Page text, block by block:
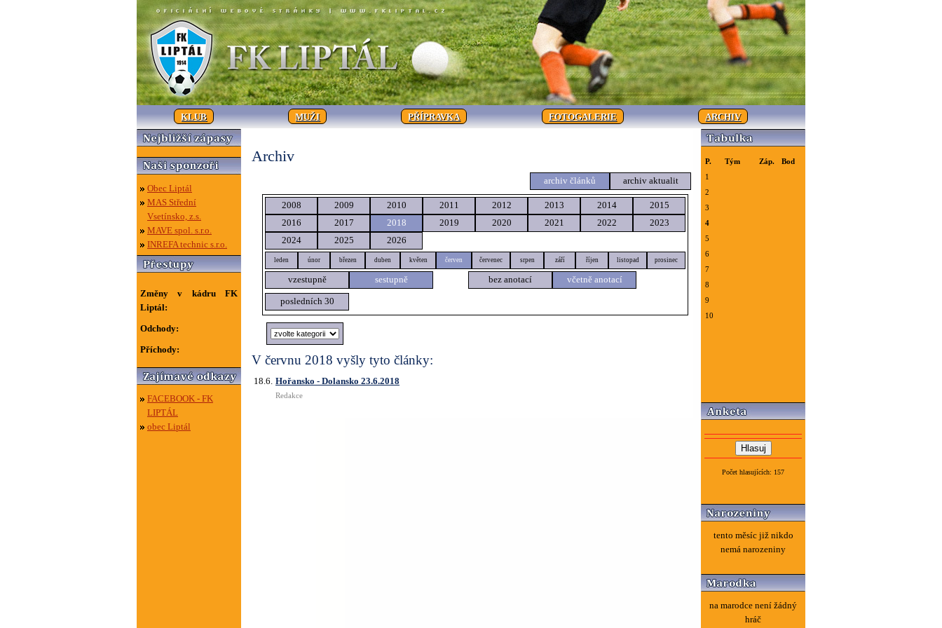
KLUB MUŽI PŘÍPRAVKA FOTOGALERIE ARCHIV
Obec Liptál
MAS Střední
Vsetínsko, z.s.
MAVE spol. s.r.o.
INREFA technic s.r.o.
Změny v kádru FK
Liptál:
Odchody:
Příchody:
FACEBOOK - FK
LIPTÁL
obec Liptál
Archiv
archiv článků archiv aktualit
2008 2009 2010 2011 2012 2013 2014
2015
2016
2017 2018 2019 2020 2021 2022
2023
2024
2025 2026
leden únor březen duben květen červen červenec srpen září říjen listopad prosinec
vzestupně sestupně bez anotací včetně anotací
posledních 30
V červnu 2018 vyšly tyto články:
18.6. Hořansko - Dolansko 23.6.2018
Redakce
P. Tým Záp.
Bod
1
2
3
4
5
6
7
8
9
10
Počet hlasujících: 157
tento měsíc již nikdo
nemá narozeniny
na marodce není žádný
hráč